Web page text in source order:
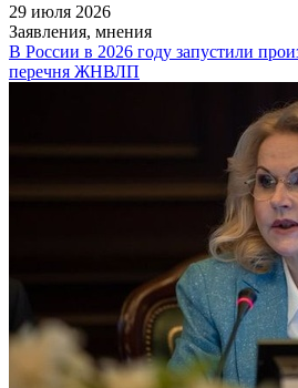
29 июля 2026
Заявления, мнения
В России в 2026 году запустили
перечня ЖНВЛП